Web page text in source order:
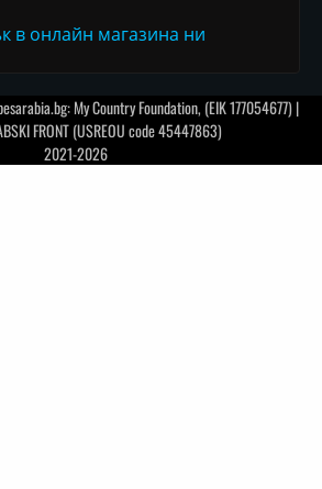
в онлайн магазина ни
My Country Foundation, (EIK 177054677) |
FRONT (USREOU code 45447863)
2021-2026